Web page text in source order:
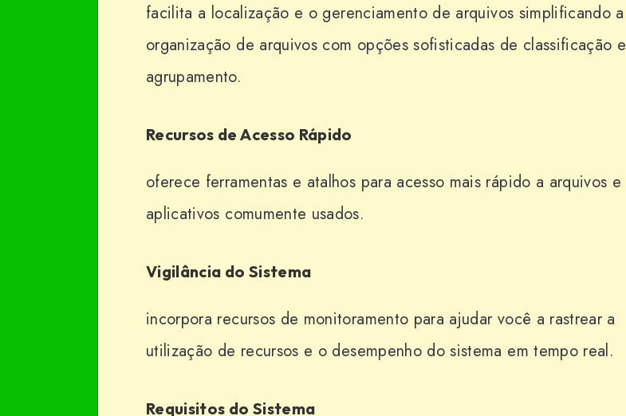
facilita a localização e o gerenciamento de arquivos simplificando a
organização de arquivos com opções sofisticadas de classificação e
agrupamento.
Recursos de Acesso Rápido
oferece ferramentas e atalhos para acesso mais rápido a arquivos e
aplicativos comumente usados.
Vigilância do Sistema
incorpora recursos de monitoramento para ajudar você a rastrear a
utilização de recursos e o desempenho do sistema em tempo real.
Requisitos do Sistema